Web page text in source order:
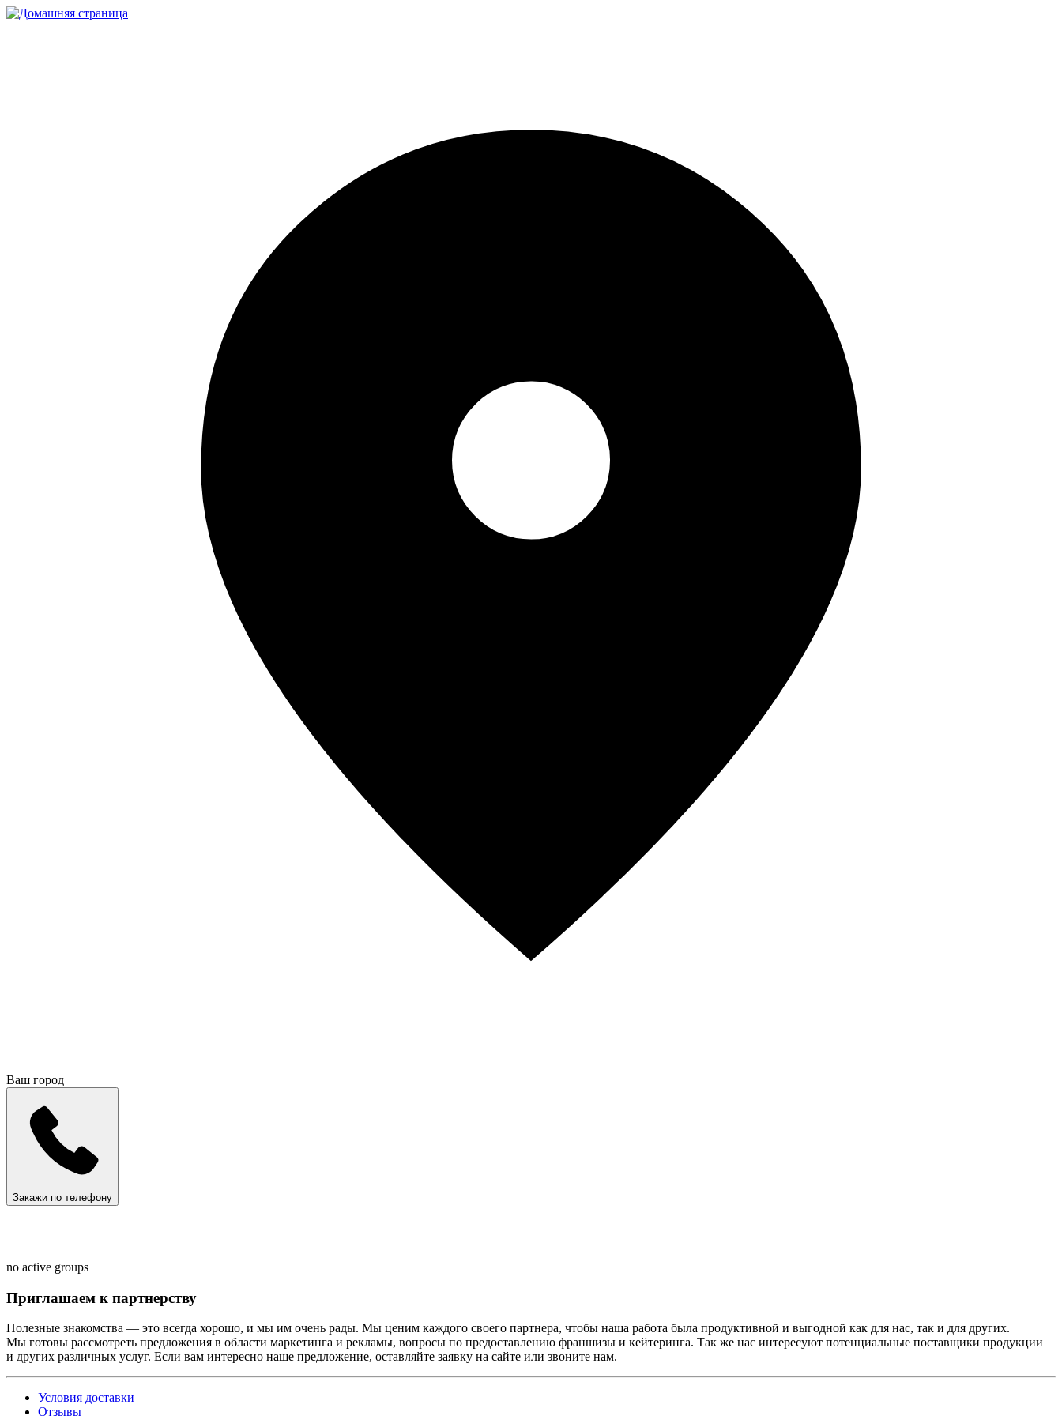
Ваш город
Закажи по телефону
no active groups
Приглашаем к партнерству
Полезные знакомства — это всегда хорошо, и мы им очень рады. Мы ценим каждого своего партнера, чтобы наша работа была продуктивной и выгодной как для нас, так и для других.
Мы готовы рассмотреть предложения в области маркетинга и рекламы, вопросы по предоставлению франшизы и кейтеринга. Так же нас интересуют потенциальные поставщики продукции
и других различных услуг. Если вам интересно наше предложение, оставляйте заявку на сайте или звоните нам.
Условия доставки
Отзывы